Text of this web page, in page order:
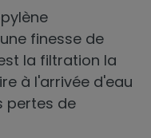
finesse de
la filtration la
à l'arrivée d'eau
pertes de